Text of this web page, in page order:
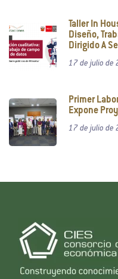
Taller In
Diseño,
Dirigido A
17 de julio de
Primer
Expone
17 de julio de